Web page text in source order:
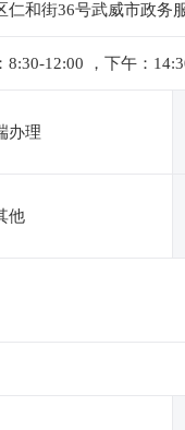
仁和街36号武威市政务
8:30-12:00 ，下午：
办理
他